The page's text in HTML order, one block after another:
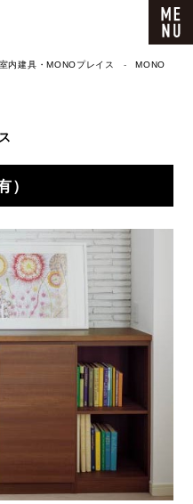
ザースホーム オーナーサイト
室内建具・MONOプレイス
MONO